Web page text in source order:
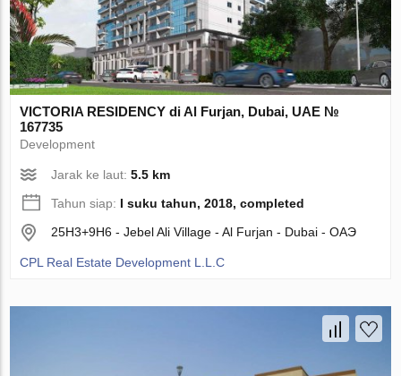
VICTORIA RESIDENCY di Al Furjan, Dubai, UAE №
167735
Development
Jarak ke laut:5.5 km
Tahun siap: I suku tahun, 2018, completed
25H3+9H6 - Jebel Ali Village - Al Furjan - Dubai - ОАЭ
CPL Real Estate Development L.L.C